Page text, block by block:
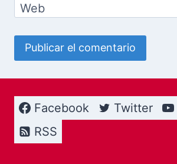
Web
Facebook Twitter
RSS